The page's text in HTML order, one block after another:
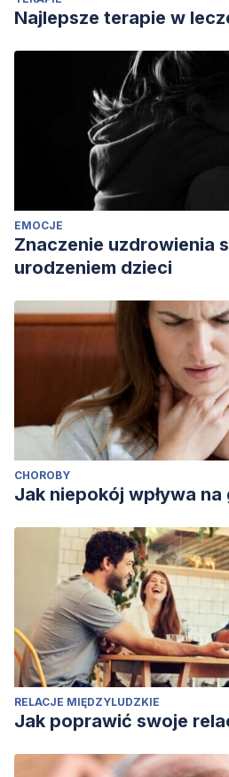
DePaulo, B (2021). The
Not Having Children. Psychology
https://
single/202106/the-psychology-
having-children
Vasquez, A (2020). 9 Ways to
Parent, But Not By Choice. Cake.
https://www.joincake.com/blog/
Najlepsze terapie w
EMOCJE
Znaczenie uzdrowienia
urodzeniem dzieci
CHOROBY
Jak niepokój wpływa na
RELACJE MIĘDZYLUDZKIE
Jak poprawić swoje